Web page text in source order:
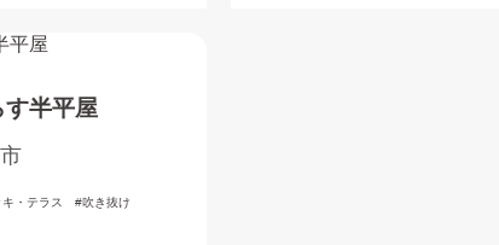
半平屋
・テラス
吹き抜け